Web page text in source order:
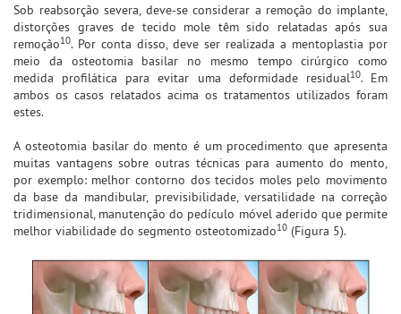
Sob reabsorção severa, deve-se considerar a remoção do implante,
distorções graves de tecido mole têm sido relatadas após sua
remoção10. Por conta disso, deve ser realizada a mentoplastia por
meio da osteotomia basilar no mesmo tempo cirúrgico como
medida profilática para evitar uma deformidade residual10. Em
ambos os casos relatados acima os tratamentos utilizados foram
estes.
A osteotomia basilar do mento é um procedimento que apresenta
muitas vantagens sobre outras técnicas para aumento do mento,
por exemplo: melhor contorno dos tecidos moles pelo movimento
da base da mandibular, previsibilidade, versatilidade na correção
tridimensional, manutenção do pedículo móvel aderido que permite
melhor viabilidade do segmento osteotomizado10 (Figura 5).